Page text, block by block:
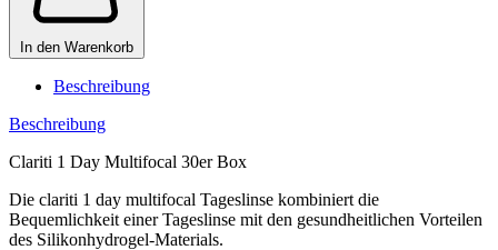
In den Warenkorb
Beschreibung
Beschreibung
Clariti 1 Day Multifocal 30er Box
Die clariti 1 day multifocal Tageslinse kombiniert die
Bequemlichkeit einer Tageslinse mit den gesundheitlichen Vorteilen
des Silikonhydrogel-Materials.